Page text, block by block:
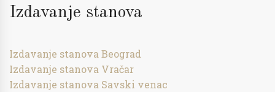
Izdavanje stanova
Izdavanje stanova Beograd
Izdavanje stanova Vračar
Izdavanje stanova Savski venac